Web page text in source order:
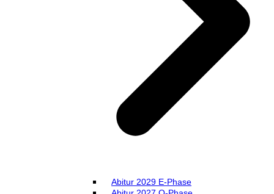
Abitur 2029 E-Phase